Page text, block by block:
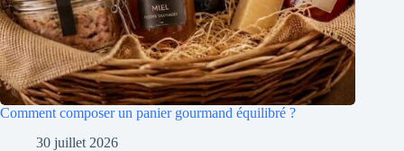
Comment composer un panier gourmand équilibré ?
30 juillet 2026